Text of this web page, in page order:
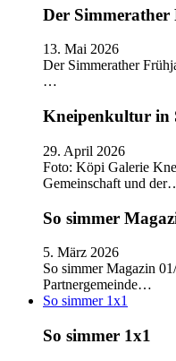
Der
13. Mai 2026
Der Simmerather
…
Kneipenkultur in
29. April 2026
Foto: Köpi Galerie
Gemeinschaft und
So simmer
5. März 2026
So simmer Magazin
Partnergemeinde…
So simmer 1x1
So simmer 1x1